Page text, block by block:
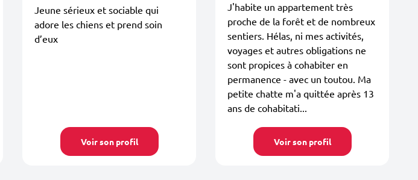
Jeune sérieux et sociable qui
adore les chiens et prend soin
d’eux
Voir son profil
J'habite un appartement très
proche de la forêt et de nombreux
sentiers. Hélas, ni mes activités,
voyages et autres obligations ne
sont propices à cohabiter en
permanence - avec un toutou. Ma
petite chatte m'a quittée après 13
ans de cohabitati...
Voir son profil